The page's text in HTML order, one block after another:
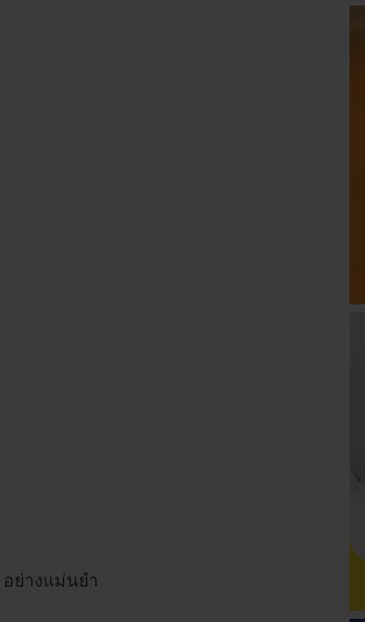
อย่างแม่นยำ